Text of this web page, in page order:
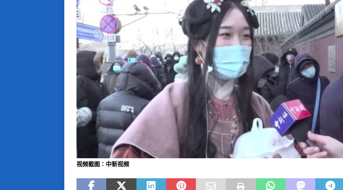
视频截图：中新视频